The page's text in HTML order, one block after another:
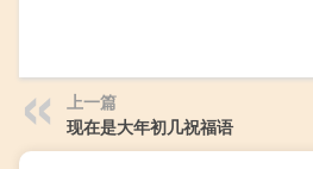
上一篇
现在是大年初几祝福语